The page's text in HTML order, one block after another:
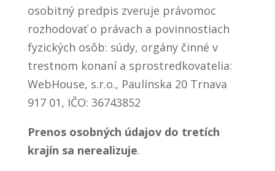
osobitný predpis zveruje právomoc
rozhodovať o právach a povinnostiach
fyzických osôb: súdy, orgány činné v
trestnom konaní a sprostredkovatelia:
WebHouse, s.r.o., Paulínska 20 Trnava
917 01, IČO: 36743852
Prenos osobných údajov do tretích
krajín sa nerealizuje.